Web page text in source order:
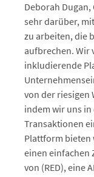
Deborah Dugan,
sehr darüber,
zu arbeiten, die
aufbrechen. Wir
inkludierende
von der riesigen
indem wir uns in
Transaktionen
Plattform bieten
einen einfachen
von (RED), eine